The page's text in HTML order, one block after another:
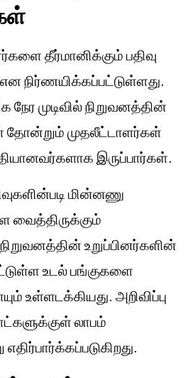
தீர்மானிக்கும் பதிவு
என நிர்ணயிக்கப்பட்டுள்ளது.
முடிவில் நிறுவனத்தின்
தோன்றும் முதலீட்டாளர்கள்
இருப்பார்கள்.
மின்னணு
வைத்திருக்கும்
உறுப்பினர்களின்
உடல் பங்குகளை
உள்ளடக்கியது. அறிவிப்பு
லாபம்